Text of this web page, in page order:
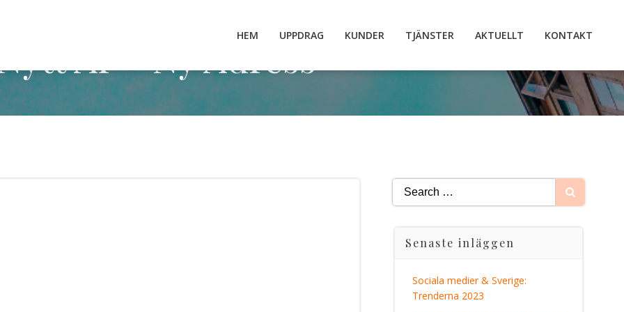
HEM UPPDRAG KUNDER TJÄNSTER AKTUELLT KONTAKT
År – Ny Adress
Search
for:
Senaste inläggen
Sociala medier & Sverige:
Trenderna 2023